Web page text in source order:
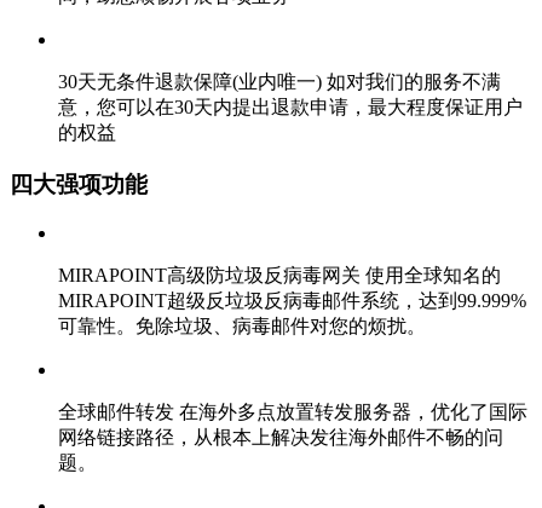
30天无条件退款保障(业内唯一) 如对我们的服务不满
意，您可以在30天内提出退款申请，最大程度保证用户
的权益
四大强项功能
MIRAPOINT高级防垃圾反病毒网关 使用全球知名的
MIRAPOINT超级反垃圾反病毒邮件系统，达到99.999%
可靠性。免除垃圾、病毒邮件对您的烦扰。
全球邮件转发 在海外多点放置转发服务器，优化了国际
网络链接路径，从根本上解决发往海外邮件不畅的问
题。